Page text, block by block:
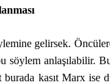
gelirsek.
anlaşılabilir.
kasıt Marx